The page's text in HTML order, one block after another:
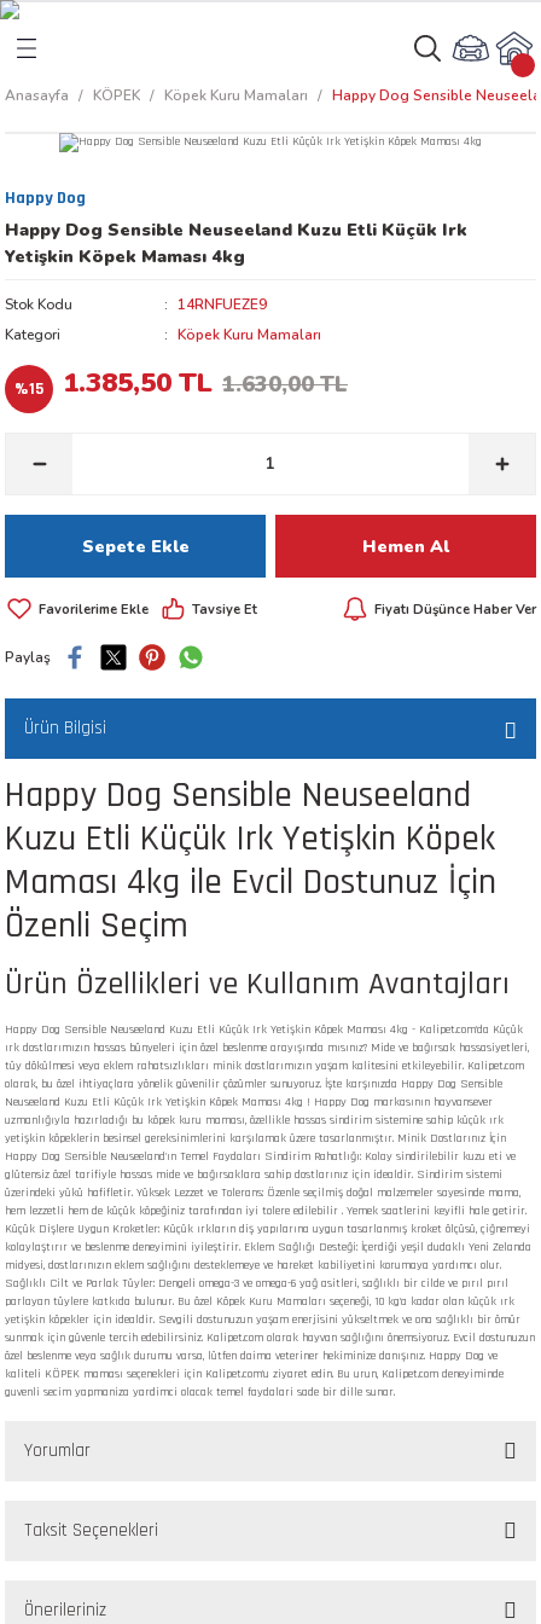
Ürünleri
Anasayfa KÖPEK Köpek Kuru Mamaları Happy Dog Sensible
Happy Dog
Happy Dog Sensible Neuseeland Kuzu Etli Küçük Irk
Yetişkin Köpek Maması 4kg
Stok Kodu
14RNFUEZE9
Kategori
Köpek Kuru Mamaları
%15 1.385,50 TL 1.630,00 TL
Sepete Ekle Hemen Al
Tavsiye Et Fiyatı Düşünce Haber Ver
Paylaş
Ürün Bilgisi
Happy Dog Sensible Neuseeland
Kuzu Etli Küçük Irk Yetişkin Köpek
Maması 4kg ile Evcil Dostunuz İçin
Özenli Seçim
Ürün Özellikleri ve Kullanım Avantajları
Happy Dog Sensible Neuseeland Kuzu Etli Küçük Irk Yetişkin Köpek Maması 4kg - Kalipet.com'da Küçük
ırk dostlarımızın hassas bünyeleri için özel beslenme arayışında mısınız? Mide ve bağırsak hassasiyetleri,
tüy dökülmesi veya eklem rahatsızlıkları minik dostlarımızın yaşam kalitesini etkileyebilir. Kalipet.com
olarak, bu özel ihtiyaçlara yönelik güvenilir çözümler sunuyoruz. İşte karşınızda Happy Dog Sensible
Neuseeland Kuzu Etli Küçük Irk Yetişkin Köpek Maması 4kg ! Happy Dog markasının hayvansever
uzmanlığıyla hazırladığı bu köpek kuru maması, özellikle hassas sindirim sistemine sahip küçük ırk
yetişkin köpeklerin besinsel gereksinimlerini karşılamak üzere tasarlanmıştır. Minik Dostlarınız İçin
Happy Dog Sensible Neuseeland'ın Temel Faydaları Sindirim Rahatlığı: Kolay sindirilebilir kuzu eti ve
glütensiz özel tarifiyle hassas mide ve bağırsaklara sahip dostlarınız için idealdir. Sindirim sistemi
üzerindeki yükü hafifletir. Yüksek Lezzet ve Tolerans: Özenle seçilmiş doğal malzemeler sayesinde mama,
hem lezzetli hem de küçük köpeğiniz tarafından iyi tolere edilebilir . Yemek saatlerini keyifli hale getirir.
Küçük Dişlere Uygun Kroketler: Küçük ırkların diş yapılarına uygun tasarlanmış kroket ölçüsü, çiğnemeyi
kolaylaştırır ve beslenme deneyimini iyileştirir. Eklem Sağlığı Desteği: İçerdiği yeşil dudaklı Yeni Zelanda
midyesi, dostlarınızın eklem sağlığını desteklemeye ve hareket kabiliyetini korumaya yardımcı olur.
Sağlıklı Cilt ve Parlak Tüyler: Dengeli omega-3 ve omega-6 yağ asitleri, sağlıklı bir cilde ve pırıl pırıl
parlayan tüylere katkıda bulunur. Bu özel Köpek Kuru Mamaları seçeneği, 10 kg'a kadar olan küçük ırk
yetişkin köpekler için idealdir. Sevgili dostunuzun yaşam enerjisini yükseltmek ve ona sağlıklı bir ömür
sunmak için güvenle tercih edebilirsiniz. Kalipet.com olarak hayvan sağlığını önemsiyoruz. Evcil dostunuzun
özel beslenme veya sağlık durumu varsa, lütfen daima veteriner hekiminize danışınız. Happy Dog ve
kaliteli KÖPEK maması seçenekleri için Kalipet.com'u ziyaret edin. Bu urun, Kalipet.com deneyiminde
guvenli secim yapmaniza yardimci olacak temel faydalari sade bir dille sunar.
Yorumlar
Taksit Seçenekleri
Önerileriniz